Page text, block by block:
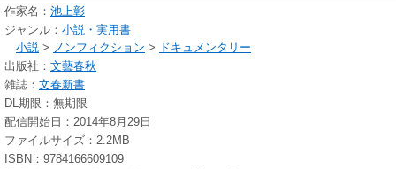
作家名： 池上彰
ジャンル： 小説・実用書
小説 > ノンフィクション > ドキュメンタリー
出版社： 文藝春秋
雑誌： 文春新書
DL期限：無期限
配信開始日：2014年8月29日
ファイルサイズ：2.2MB
ISBN：9784166609109